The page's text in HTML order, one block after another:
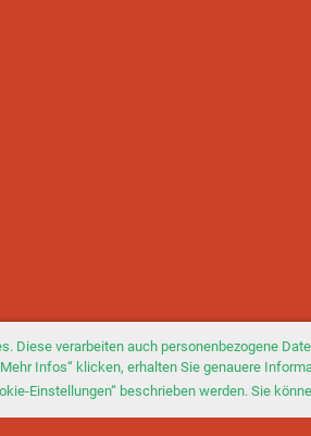
Diese verarbeiten auch personenbezogene
Infos“ klicken, erhalten Sie genauere
Einstellungen“ beschrieben werden. Sie